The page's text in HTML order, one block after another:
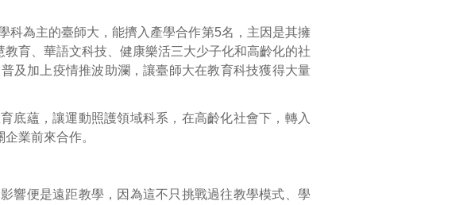
科為主的臺師大，能擠入產學合作第5名，主因是其擁
育、華語文科技、健康樂活三大少子化和高齡化的社
及加上疫情推波助瀾，讓臺師大在教育科技獲得大量
底蘊，讓運動照護領域科系，在高齡化社會下，轉入
業前來合作。
響便是遠距教學，因為這不只挑戰過往教學模式、學